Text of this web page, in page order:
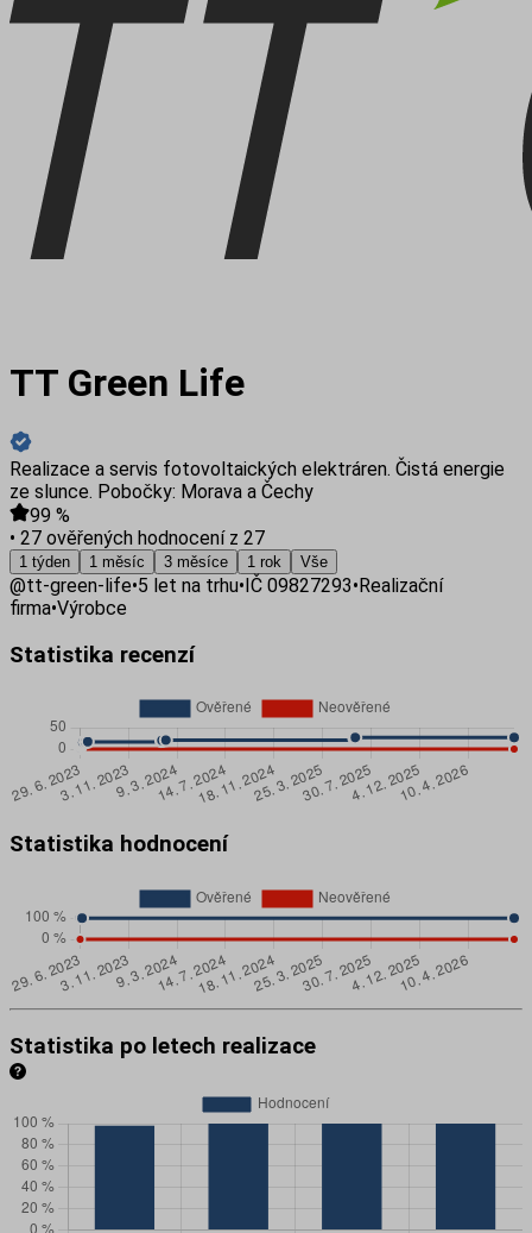
TT Green Life
Realizace a servis fotovoltaických elektráren. Čistá energie
ze slunce. Pobočky: Morava a Čechy
99 %
• 27 ověřených hodnocení z 27
1 týden 1 měsíc 3 měsíce 1 rok Vše
@tt-green-life•5 let na trhu•IČ 09827293•Realizační
firma•Výrobce
Statistika recenzí
Statistika hodnocení
Statistika po letech realizace